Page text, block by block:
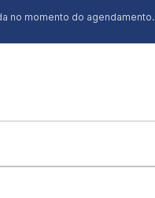
no momento do agendamento.